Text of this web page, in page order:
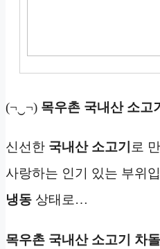
(¬‿¬) 목우촌 국내산 소고
신선한 국내산 소고기 로
사랑하는 인기 있는 부위
냉동 상태로…
목우촌 국내산 소고기 차